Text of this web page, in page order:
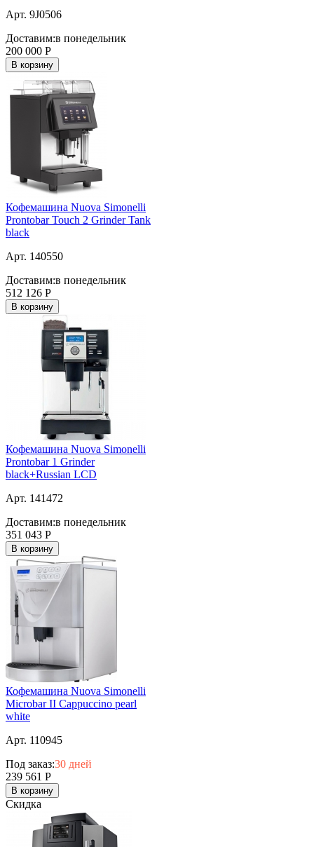
Арт. 9J0506
Доставим:в понедельник
200 000 Р
В корзину
Кофемашина Nuova Simonelli
Prontobar Touch 2 Grinder Tank
black
Арт. 140550
Доставим:в понедельник
512 126 Р
В корзину
Кофемашина Nuova Simonelli
Prontobar 1 Grinder
black+Russian LCD
Арт. 141472
Доставим:в понедельник
351 043 Р
В корзину
Кофемашина Nuova Simonelli
Microbar II Cappuccino pearl
white
Арт. 110945
Под заказ:30 дней
239 561 Р
В корзину
Скидка